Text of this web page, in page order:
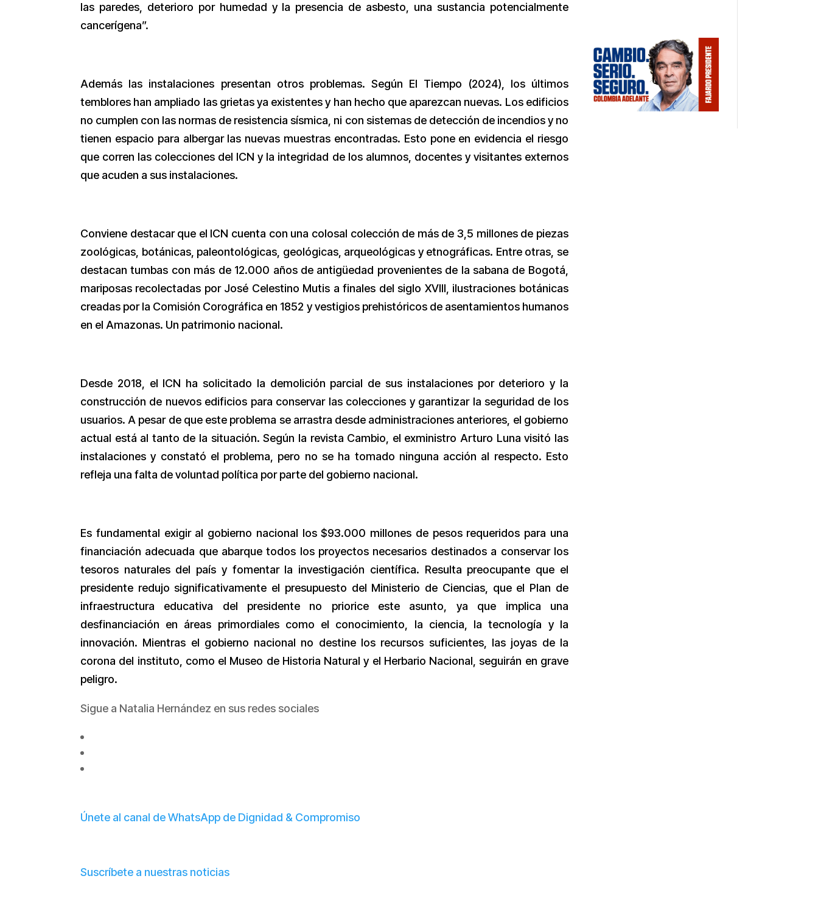
las paredes, deterioro por humedad y la presencia de asbesto, una sustancia potencialmente
cancerígena”.
Además las instalaciones presentan otros problemas. Según El Tiempo (2024), los últimos
temblores han ampliado las grietas ya existentes y han hecho que aparezcan nuevas. Los edificios
no cumplen con las normas de resistencia sísmica, ni con sistemas de detección de incendios y no
tienen espacio para albergar las nuevas muestras encontradas. Esto pone en evidencia el riesgo
que corren las colecciones del ICN y la integridad de los alumnos, docentes y visitantes externos
que acuden a sus instalaciones.
Conviene destacar que el ICN cuenta con una colosal colección de más de 3,5 millones de piezas
zoológicas, botánicas, paleontológicas, geológicas, arqueológicas y etnográficas. Entre otras, se
destacan tumbas con más de 12.000 años de antigüedad provenientes de la sabana de Bogotá,
mariposas recolectadas por José Celestino Mutis a finales del siglo XVIII, ilustraciones botánicas
creadas por la Comisión Corográfica en 1852 y vestigios prehistóricos de asentamientos humanos
en el Amazonas. Un patrimonio nacional.
Desde 2018, el ICN ha solicitado la demolición parcial de sus instalaciones por deterioro y la
construcción de nuevos edificios para conservar las colecciones y garantizar la seguridad de los
usuarios. A pesar de que este problema se arrastra desde administraciones anteriores, el gobierno
actual está al tanto de la situación. Según la revista Cambio, el exministro Arturo Luna visitó las
instalaciones y constató el problema, pero no se ha tomado ninguna acción al respecto. Esto
refleja una falta de voluntad política por parte del gobierno nacional.
Es fundamental exigir al gobierno nacional los $93.000 millones de pesos requeridos para una
financiación adecuada que abarque todos los proyectos necesarios destinados a conservar los
tesoros naturales del país y fomentar la investigación científica. Resulta preocupante que el
presidente redujo significativamente el presupuesto del Ministerio de Ciencias, que el Plan de
infraestructura educativa del presidente no priorice este asunto, ya que implica una
desfinanciación en áreas primordiales como el conocimiento, la ciencia, la tecnología y la
innovación. Mientras el gobierno nacional no destine los recursos suficientes, las joyas de la
corona del instituto, como el Museo de Historia Natural y el Herbario Nacional, seguirán en grave
peligro.
Sigue a Natalia Hernández en sus redes sociales
Únete al canal de WhatsApp de Dignidad & Compromiso
Suscríbete a nuestras noticias